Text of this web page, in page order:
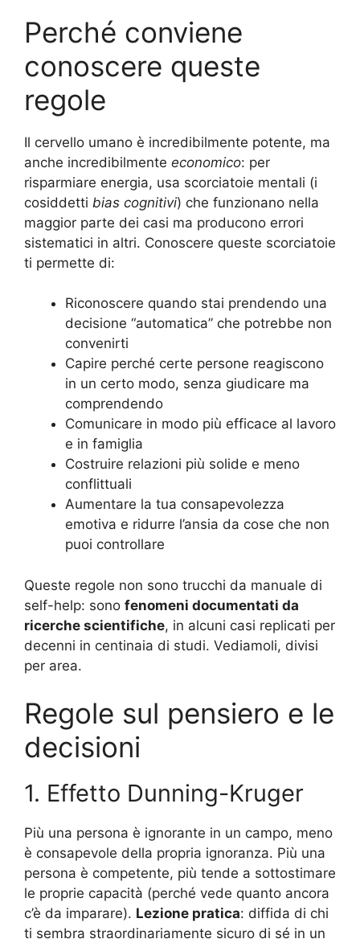
Perché conviene
conoscere queste
regole
Il cervello umano è incredibilmente potente, ma
anche incredibilmente economico: per
risparmiare energia, usa scorciatoie mentali (i
cosiddetti bias cognitivi) che funzionano nella
maggior parte dei casi ma producono errori
sistematici in altri. Conoscere queste scorciatoie
ti permette di:
Riconoscere quando stai prendendo una
decisione “automatica” che potrebbe non
convenirti
Capire perché certe persone reagiscono
in un certo modo, senza giudicare ma
comprendendo
Comunicare in modo più efficace al lavoro
e in famiglia
Costruire relazioni più solide e meno
conflittuali
Aumentare la tua consapevolezza
emotiva e ridurre l’ansia da cose che non
puoi controllare
Queste regole non sono trucchi da manuale di
self-help: sono fenomeni documentati da
ricerche scientifiche, in alcuni casi replicati per
decenni in centinaia di studi. Vediamoli, divisi
per area.
Regole sul pensiero e le
decisioni
1. Effetto Dunning-Kruger
Più una persona è ignorante in un campo, meno
è consapevole della propria ignoranza. Più una
persona è competente, più tende a sottostimare
le proprie capacità (perché vede quanto ancora
c’è da imparare). Lezione pratica: diffida di chi
ti sembra straordinariamente sicuro di sé in un